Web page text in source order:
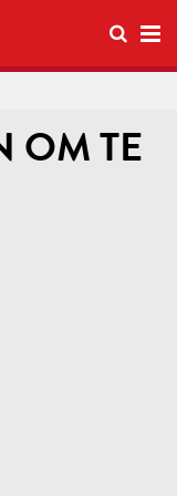
Open
OM TE